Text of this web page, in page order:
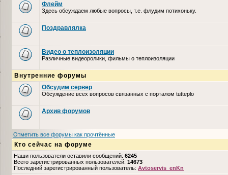
Флейм
Здесь обсуждаем любые вопросы, т.е. флудим потихоньку.
Поздравлялка
Видео о теплоизоляции
Различные видеоролики, фильмы о теплоизоляции
Внутренние форумы
Обсудим сервер
Обсуждение всех вопросов связанных с порталом tutteplo
Архив форумов
Отметить все форумы как прочтённые
Кто сейчас на форуме
Наши пользователи оставили сообщений: 6245
Всего зарегистрированных пользователей: 14673
Последний зарегистрированный пользователь: Avtoservis_enKn